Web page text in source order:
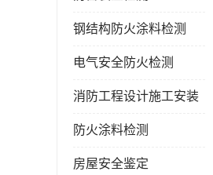
钢结构防火涂料检测
电气安全防火检测
消防工程设计施工安装
防火涂料检测
房屋安全鉴定